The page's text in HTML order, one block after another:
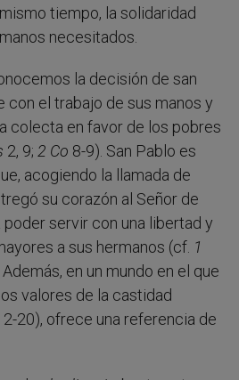
tiempo, la solidaridad
necesitados.
la decisión de san
con el trabajo de sus manos y
colecta en favor de los pobres
2, 9; 2 Co 8-9). San Pablo es
acogiendo la llamada de
su corazón al Señor de
poder servir con una libertad y
a sus hermanos (cf. 1
Además, en un mundo en el que
valores de la castidad
20), ofrece una referencia de